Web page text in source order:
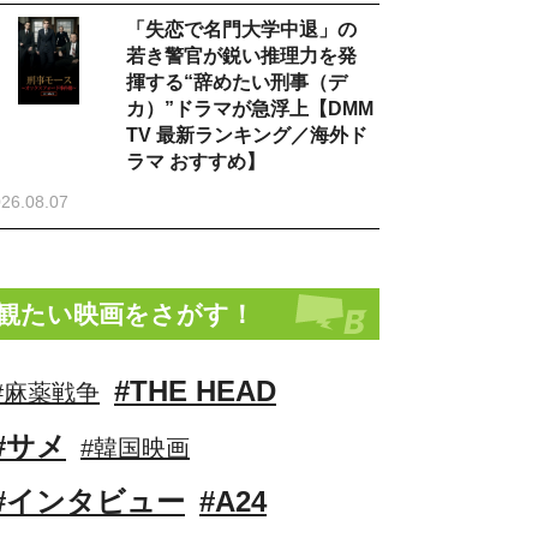
「失恋で名門大学中退」の
若き警官が鋭い推理力を発
揮する“辞めたい刑事（デ
カ）”ドラマが急浮上【DMM
TV 最新ランキング／海外ド
ラマ おすすめ】
たい映画をさがす！
薬戦争 #THE HEAD
サメ
#韓国映画
インタビュー #A24